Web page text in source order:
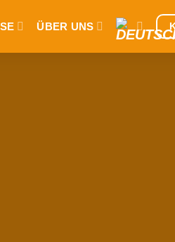
ÜBER UNS